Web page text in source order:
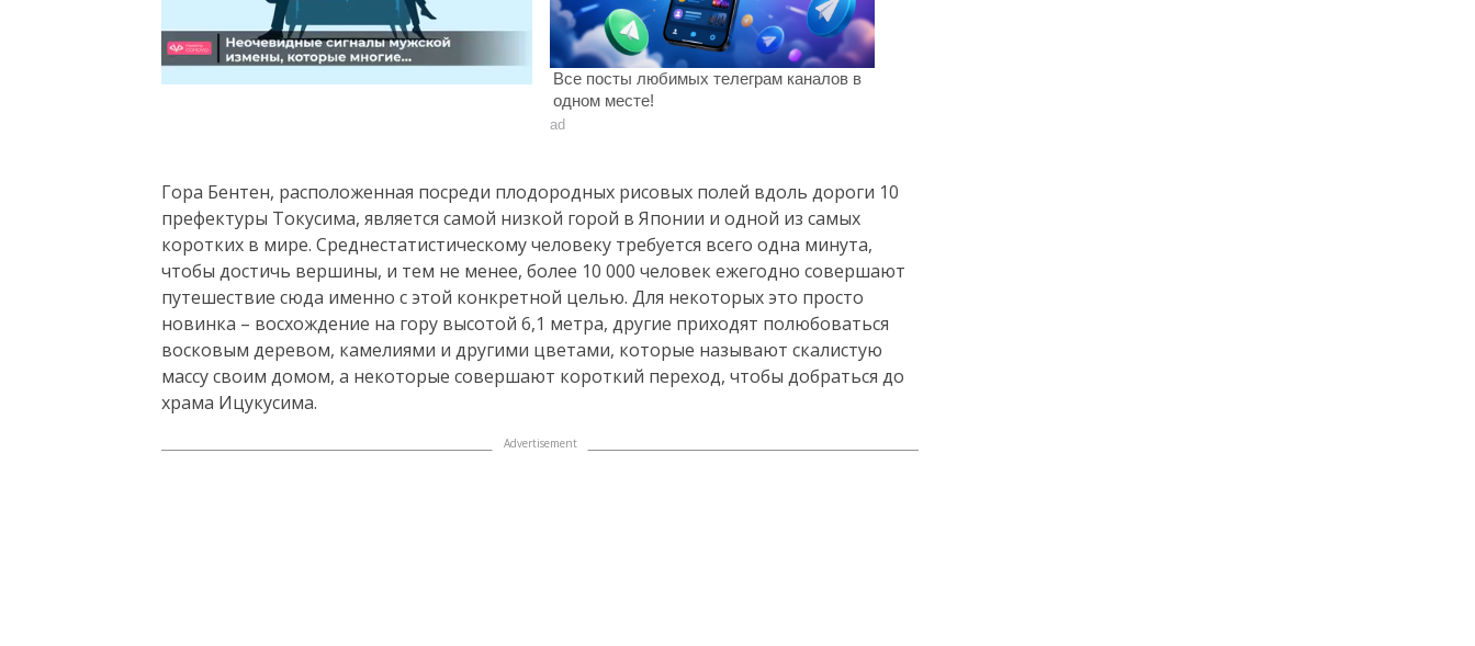
Все посты любимых телеграм каналов в
одном месте!
ad
Гора Бентен, расположенная посреди плодородных рисовых полей вдоль дороги 10
префектуры Токусима, является самой низкой горой в Японии и одной из самых
коротких в мире. Среднестатистическому человеку требуется всего одна минута,
чтобы достичь вершины, и тем не менее, более 10 000 человек ежегодно совершают
путешествие сюда именно с этой конкретной целью. Для некоторых это просто
новинка – восхождение на гору высотой 6,1 метра, другие приходят полюбоваться
восковым деревом, камелиями и другими цветами, которые называют скалистую
массу своим домом, а некоторые совершают короткий переход, чтобы добраться до
храма Ицукусима.